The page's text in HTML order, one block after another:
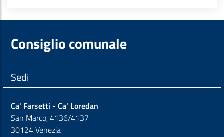
Consiglio comunale
Sedi
Ca' Farsetti - Ca' Loredan
San Marco, 4136/4137
30124 Venezia